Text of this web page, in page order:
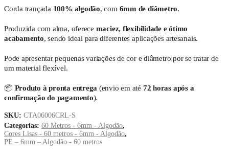
Corda trançada 100% algodão, com 6mm de diâmetro.
Produzida com alma, oferece maciez, flexibilidade e ótimo
acabamento, sendo ideal para diferentes aplicações artesanais.
Pode apresentar pequenas variações de cor e diâmetro por se tratar de
um material flexível.
📦 Produto à pronta entrega (envio em até 72 horas após a
confirmação do pagamento).
SKU: CTA06006CRL-S
Categorias: 60 Metros - 6mm - Algodão,
Cores Lisas - 60 metros - 6mm - Algodão,
PE – 6mm – Algodão - 60 metros